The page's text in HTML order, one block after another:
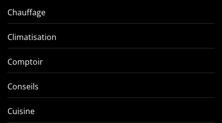
Chauffage
Climatisation
Comptoir
Conseils
Cuisine